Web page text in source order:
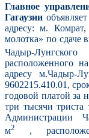
Главное
Гагаузии
адресу: м.
молотка» по сдаче
Чадыр-
расположенного
адресу м.Чадыр-
9602215.410.01,
годовой платой за
три тысячи
Администрации
м2
,